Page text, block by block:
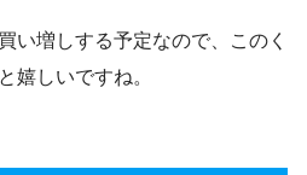
い増しする予定なので、このく
嬉しいですね。